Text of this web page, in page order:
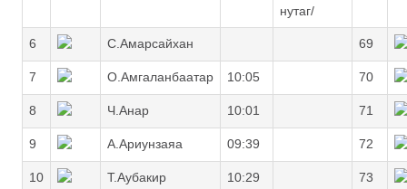
нутаг/
6 С.Амарсайхан 69
7 О.Амгаланбаатар 10:05 70
8 Ч.Анар 10:01 71
9 А.Ариунзаяа 09:39 72
10 Т.Аубакир 10:29 73